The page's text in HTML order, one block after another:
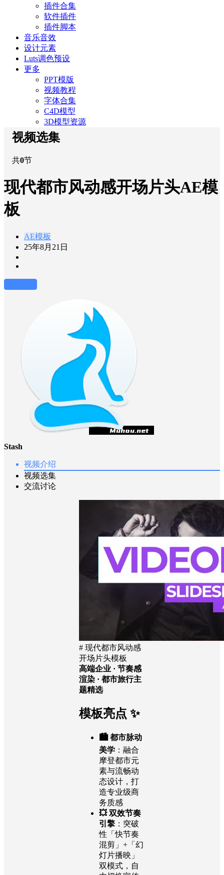
插件合集
软件插件
插件脚本
音乐音效
设计元素
Luts调色预设
更多
PPT模版
视频教程
字体合集
C4D模型
3D模型资源
视频选集
共0节
现代都市风动感开场片头AE模
板
AE模板
25年8月21日
Stash
视频介绍
视频选集
交流讨论
# 现代都市风动感
开场片头模板
高端企业 · 节奏感
渲染 · 都市旅行主
题精选
模板亮点 ✨
🏙 都市脉动
美学 ：融合
摩登都市元
素与流畅动
态设计，打
造专业级商
务质感
💥 双效节奏
引擎 ：突破
性「快节奏
混剪」+「幻
灯片播映」
双模式，自